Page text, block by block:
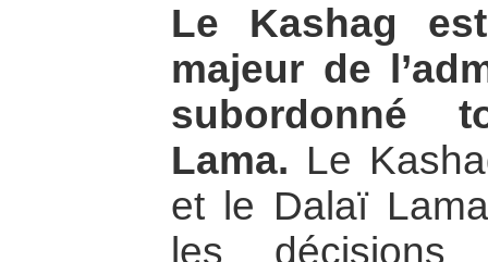
Le Kashag
majeur de
subordonné
Lama. Le
et le Dalaï
les